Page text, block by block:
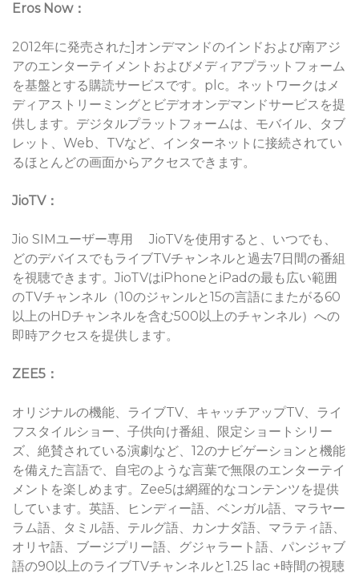
Eros Now：
2012年に発売された]オンデマンドのインドおよび南アジ
アのエンターテイメントおよびメディアプラットフォーム
を基盤とする購読サービスです。plc。ネットワークはメ
ディアストリーミングとビデオオンデマンドサービスを提
供します。デジタルプラットフォームは、モバイル、タブ
レット、Web、TVなど、インターネットに接続されてい
るほとんどの画面からアクセスできます。
JioTV：
Jio SIMユーザー専用 JioTVを使用すると、いつでも、
どのデバイスでもライブTVチャンネルと過去7日間の番組
を視聴できます。JioTVはiPhoneとiPadの最も広い範囲
のTVチャンネル（10のジャンルと15の言語にまたがる60
以上のHDチャンネルを含む500以上のチャンネル）への
即時アクセスを提供します。
ZEE5：
オリジナルの機能、ライブTV、キャッチアップTV、ライ
フスタイルショー、子供向け番組、限定ショートシリー
ズ、絶賛されている演劇など、12のナビゲーションと機能
を備えた言語で、自宅のような言葉で無限のエンターテイ
メントを楽しめます。Zee5は網羅的なコンテンツを提供
しています。英語、ヒンディー語、ベンガル語、マラヤー
ラム語、タミル語、テルグ語、カンナダ語、マラティ語、
オリヤ語、ブージプリー語、グジャラート語、パンジャブ
語の90以上のライブTVチャンネルと1.25 lac +時間の視聴